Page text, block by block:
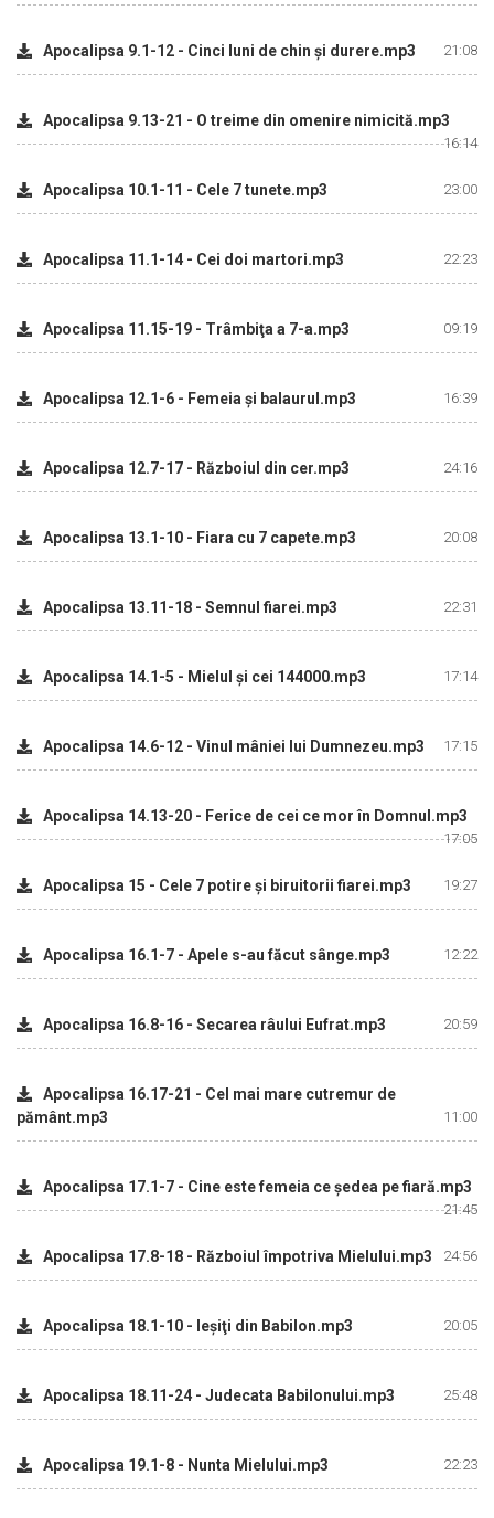
Apocalipsa 9.1-12 - Cinci luni de chin şi durere.mp3 21:08
Apocalipsa 9.13-21 - O treime din omenire nimicită.mp3
16:14
Apocalipsa 10.1-11 - Cele 7 tunete.mp3 23:00
Apocalipsa 11.1-14 - Cei doi martori.mp3 22:23
Apocalipsa 11.15-19 - Trâmbiţa a 7-a.mp3 09:19
Apocalipsa 12.1-6 - Femeia şi balaurul.mp3 16:39
Apocalipsa 12.7-17 - Războiul din cer.mp3 24:16
Apocalipsa 13.1-10 - Fiara cu 7 capete.mp3 20:08
Apocalipsa 13.11-18 - Semnul fiarei.mp3 22:31
Apocalipsa 14.1-5 - Mielul şi cei 144000.mp3 17:14
Apocalipsa 14.6-12 - Vinul mâniei lui Dumnezeu.mp3 17:15
Apocalipsa 14.13-20 - Ferice de cei ce mor în Domnul.mp3
17:05
Apocalipsa 15 - Cele 7 potire şi biruitorii fiarei.mp3 19:27
Apocalipsa 16.1-7 - Apele s-au făcut sânge.mp3 12:22
Apocalipsa 16.8-16 - Secarea râului Eufrat.mp3 20:59
Apocalipsa 16.17-21 - Cel mai mare cutremur de
pământ.mp3
11:00
Apocalipsa 17.1-7 - Cine este femeia ce şedea pe fiară.mp3
21:45
Apocalipsa 17.8-18 - Războiul împotriva Mielului.mp3 24:56
Apocalipsa 18.1-10 - Ieşiţi din Babilon.mp3 20:05
Apocalipsa 18.11-24 - Judecata Babilonului.mp3 25:48
Apocalipsa 19.1-8 - Nunta Mielului.mp3 22:23